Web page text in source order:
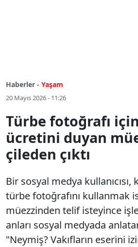
Haberler - Yaşam
20 Mayıs 2026 - 11:26
Türbe fotoğrafı
ücretini duyan
çileden çıktı
Bir sosyal medya
türbe fotoğrafını kullanmak
müezzinden telif isteyince
anları sosyal medyada
"Neymiş? Vakıfların eserini